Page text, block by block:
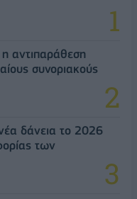
η αντιπαράθεση
συνοριακούς
δάνεια το 2026
των